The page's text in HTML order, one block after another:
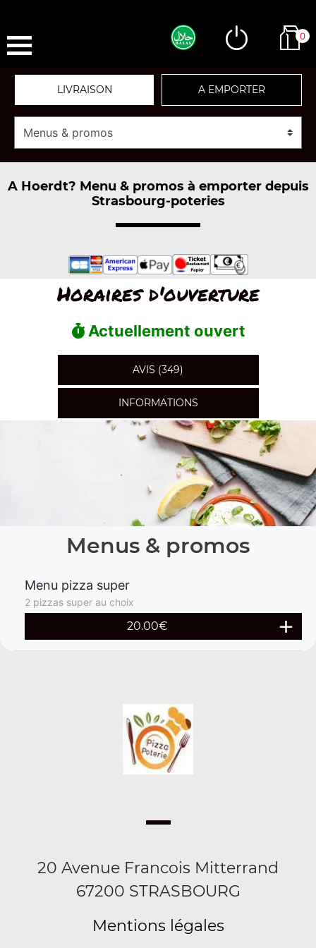
0
LIVRAISON A EMPORTER
A Hoerdt? Menu & promos à emporter depuis
Strasbourg-poteries
Horaires d'ouverture
Actuellement ouvert
AVIS (349)
INFORMATIONS
Menus & promos
Menu pizza super
2 pizzas super au choix
20.00€
20 Avenue Francois Mitterrand
67200 STRASBOURG
Mentions légales